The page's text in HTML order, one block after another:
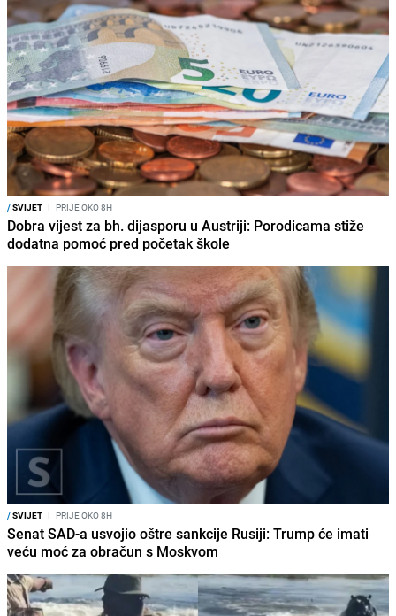
/SVIJET I PRIJE OKO 8H
Dobra vijest za bh. dijasporu u Austriji: Porodicama stiže
dodatna pomoć pred početak škole
/SVIJET I PRIJE OKO 8H
Senat SAD-a usvojio oštre sankcije Rusiji: Trump će imati
veću moć za obračun s Moskvom